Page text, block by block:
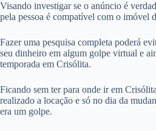
Visando investigar se o anúncio é
pela pessoa é compatível com o imóvel
Fazer uma pesquisa completa poderá
seu dinheiro em algum golpe virtual e
temporada em Crisólita.
Ficando sem ter para onde ir em
realizado a locação e só no dia da
era um golpe.